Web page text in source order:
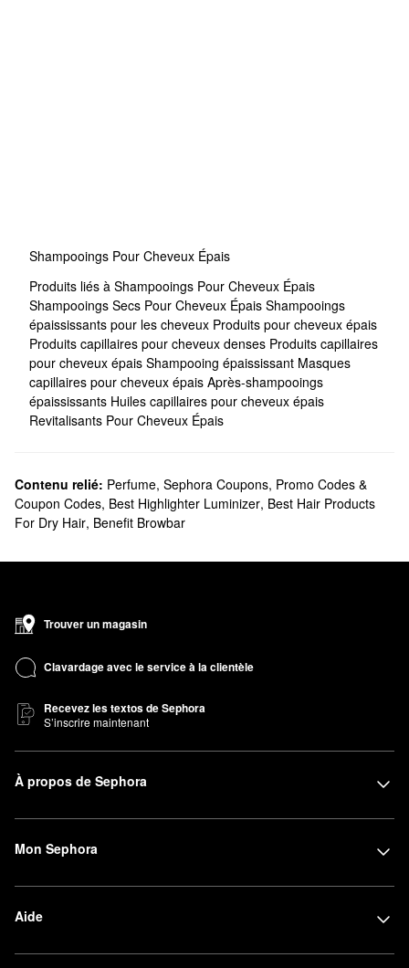
Shampooings Pour Cheveux Épais
Produits liés à Shampooings Pour Cheveux Épais
Shampooings Secs Pour Cheveux Épais Shampooings
épaississants pour les cheveux Produits pour cheveux épais
Produits capillaires pour cheveux denses Produits capillaires
pour cheveux épais Shampooing épaississant Masques
capillaires pour cheveux épais Après-shampooings
épaississants Huiles capillaires pour cheveux épais
Revitalisants Pour Cheveux Épais
Contenu relié: Perfume, Sephora Coupons, Promo Codes &
Coupon Codes, Best Highlighter Luminizer, Best Hair Products
For Dry Hair, Benefit Browbar
Trouver un magasin
Clavardage avec le service à la clientèle
Recevez les textos de Sephora
S’inscrire maintenant
À propos de Sephora
Mon Sephora
Aide